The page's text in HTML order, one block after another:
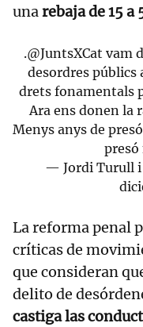
unarebaja de 15 a
.@JuntsXCat vam
desordres públics
drets fonamentals
Ara ens donen la
Menys anys de
presó
— Jordi Turull
La reforma penal
críticas de
que consideran
delito de
castiga las